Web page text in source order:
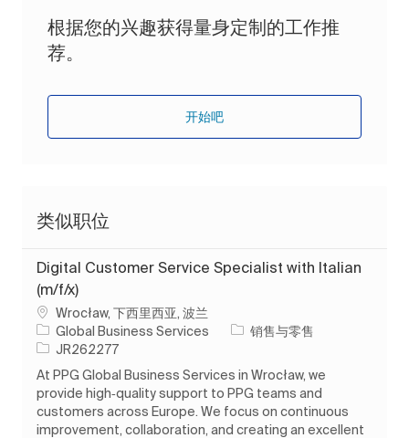
根据您的兴趣获得量身定制的工作推
荐。
开始吧
类似职位
Digital Customer Service Specialist with Italian
(m/f/x)
位置Wrocław, 下西里西亚, 波兰
Global Business Services
类别销售与零售
作业 ID
JR262277
At PPG Global Business Services in Wrocław, we
provide high‑quality support to PPG teams and
customers across Europe. We focus on continuous
improvement, collaboration, and creating an excellent